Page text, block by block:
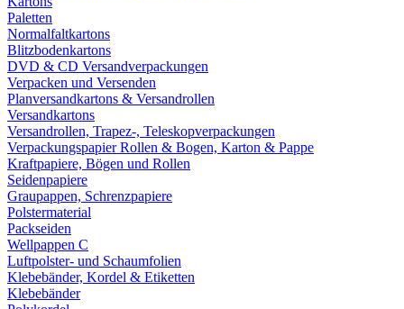
Paletten
Normalfaltkartons
Blitzbodenkartons
DVD & CD Versandverpackungen
Verpacken und Versenden
Planversandkartons & Versandrollen
Versandkartons
Versandrollen, Trapez-, Teleskopverpackungen
Verpackungspapier Rollen & Bogen, Karton & Pappe
Kraftpapiere, Bögen und Rollen
Seidenpapiere
Graupappen, Schrenzpapiere
Polstermaterial
Packseiden
Wellpappen C
Luftpolster- und Schaumfolien
Klebebänder, Kordel & Etiketten
Klebebänder